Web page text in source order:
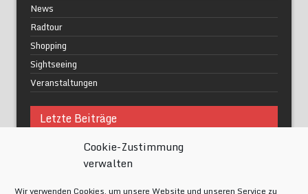
Cookie-Zustimmung
verwalten
Wir verwenden Cookies, um unsere Website und unseren Service zu
News
Radtour
Shopping
Sightseeing
Veranstaltungen
Letzte Beiträge
Was macht urbane Lebensqualität wirklich aus?
Grüne Oasen in Berlin